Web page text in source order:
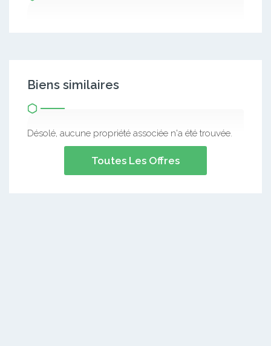
Biens similaires
Désolé, aucune propriété associée n'a été trouvée.
Toutes Les Offres